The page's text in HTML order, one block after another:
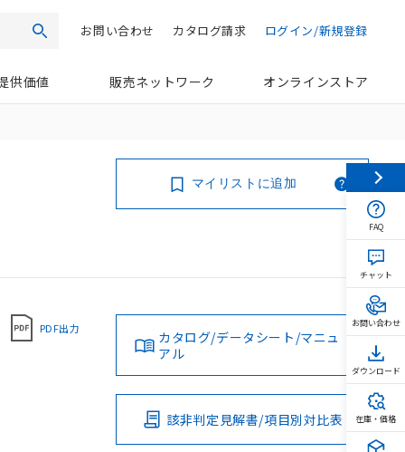
検索 ログイン/新規登録
カタログ請求
お問い合わせ
供価値 販売ネットワーク オンラインストア
マイリストに追加
PDF出力
カタログ/データシート/マニュ
アル
該非判定見解書/項目別対比表
FAQ
チャット
お問い合わせ
ダウンロード
在庫・価格